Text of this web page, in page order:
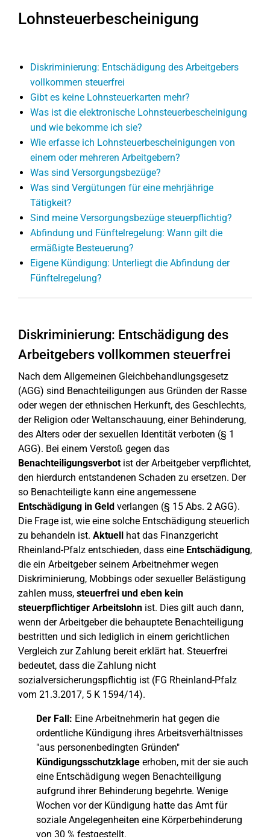
Lohnsteuerbescheinigung
Diskriminierung: Entschädigung des Arbeitgebers
vollkommen steuerfrei
Gibt es keine Lohnsteuerkarten mehr?
Was ist die elektronische Lohnsteuerbescheinigung
und wie bekomme ich sie?
Wie erfasse ich Lohnsteuerbescheinigungen von
einem oder mehreren Arbeitgebern?
Was sind Versorgungsbezüge?
Was sind Vergütungen für eine mehrjährige
Tätigkeit?
Sind meine Versorgungsbezüge steuerpflichtig?
Abfindung und Fünftelregelung: Wann gilt die
ermäßigte Besteuerung?
Eigene Kündigung: Unterliegt die Abfindung der
Fünftelregelung?
Diskriminierung: Entschädigung des
Arbeitgebers vollkommen steuerfrei
Nach dem Allgemeinen Gleichbehandlungsgesetz
(AGG) sind Benachteiligungen aus Gründen der Rasse
oder wegen der ethnischen Herkunft, des Geschlechts,
der Religion oder Weltanschauung, einer Behinderung,
des Alters oder der sexuellen Identität verboten (§ 1
AGG). Bei einem Verstoß gegen das
Benachteiligungsverbotist der Arbeitgeber verpflichtet,
den hierdurch entstandenen Schaden zu ersetzen. Der
so Benachteiligte kann eine angemessene
Entschädigung in Geld verlangen (§ 15 Abs. 2 AGG).
Die Frage ist, wie eine solche Entschädigung steuerlich
zu behandeln ist. Aktuell hat das Finanzgericht
Rheinland-Pfalz entschieden, dass eine Entschädigung,
die ein Arbeitgeber seinem Arbeitnehmer wegen
Diskriminierung, Mobbings oder sexueller Belästigung
zahlen muss, steuerfrei und eben kein
steuerpflichtiger Arbeitslohn ist. Dies gilt auch dann,
wenn der Arbeitgeber die behauptete Benachteiligung
bestritten und sich lediglich in einem gerichtlichen
Vergleich zur Zahlung bereit erklärt hat. Steuerfrei
bedeutet, dass die Zahlung nicht
sozialversicherungspflichtig ist (FG Rheinland-Pfalz
vom 21.3.2017, 5 K 1594/14).
Der Fall: Eine Arbeitnehmerin hat gegen die
ordentliche Kündigung ihres Arbeitsverhältnisses
"aus personenbedingten Gründen"
Kündigungsschutzklage erhoben, mit der sie auch
eine Entschädigung wegen Benachteiligung
aufgrund ihrer Behinderung begehrte. Wenige
Wochen vor der Kündigung hatte das Amt für
soziale Angelegenheiten eine Körperbehinderung
von 30 % festgestellt.